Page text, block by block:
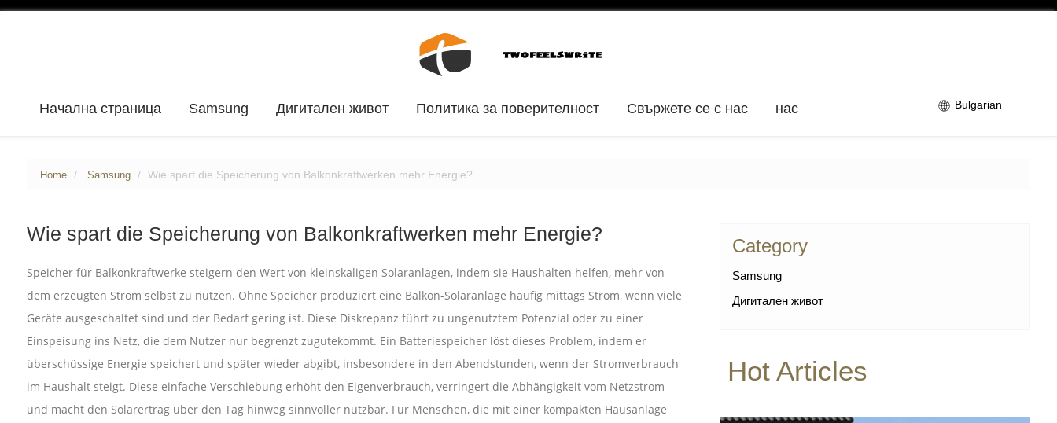
Начална страница Samsung Дигитален живот Политика за поверителност Свържете се с нас нас Bulgarian
Home Samsung Wie spart die Speicherung von Balkonkraftwerken mehr Energie?
Wie spart die Speicherung von Balkonkraftwerken mehr Energie?
Speicher für Balkonkraftwerke steigern den Wert von kleinskaligen Solaranlagen, indem sie Haushalten helfen, mehr von
dem erzeugten Strom selbst zu nutzen. Ohne Speicher produziert eine Balkon-Solaranlage häufig mittags Strom, wenn viele
Geräte ausgeschaltet sind und der Bedarf gering ist. Diese Diskrepanz führt zu ungenutztem Potenzial oder zu einer
Einspeisung ins Netz, die dem Nutzer nur begrenzt zugutekommt. Ein Batteriespeicher löst dieses Problem, indem er
überschüssige Energie speichert und später wieder abgibt, insbesondere in den Abendstunden, wenn der Stromverbrauch
im Haushalt steigt. Diese einfache Verschiebung erhöht den Eigenverbrauch, verringert die Abhängigkeit vom Netzstrom
und macht den Solarertrag über den Tag hinweg sinnvoller nutzbar. Für Menschen, die mit einer kompakten Hausanlage
Category
Samsung
Дигитален живот
Hot Articles